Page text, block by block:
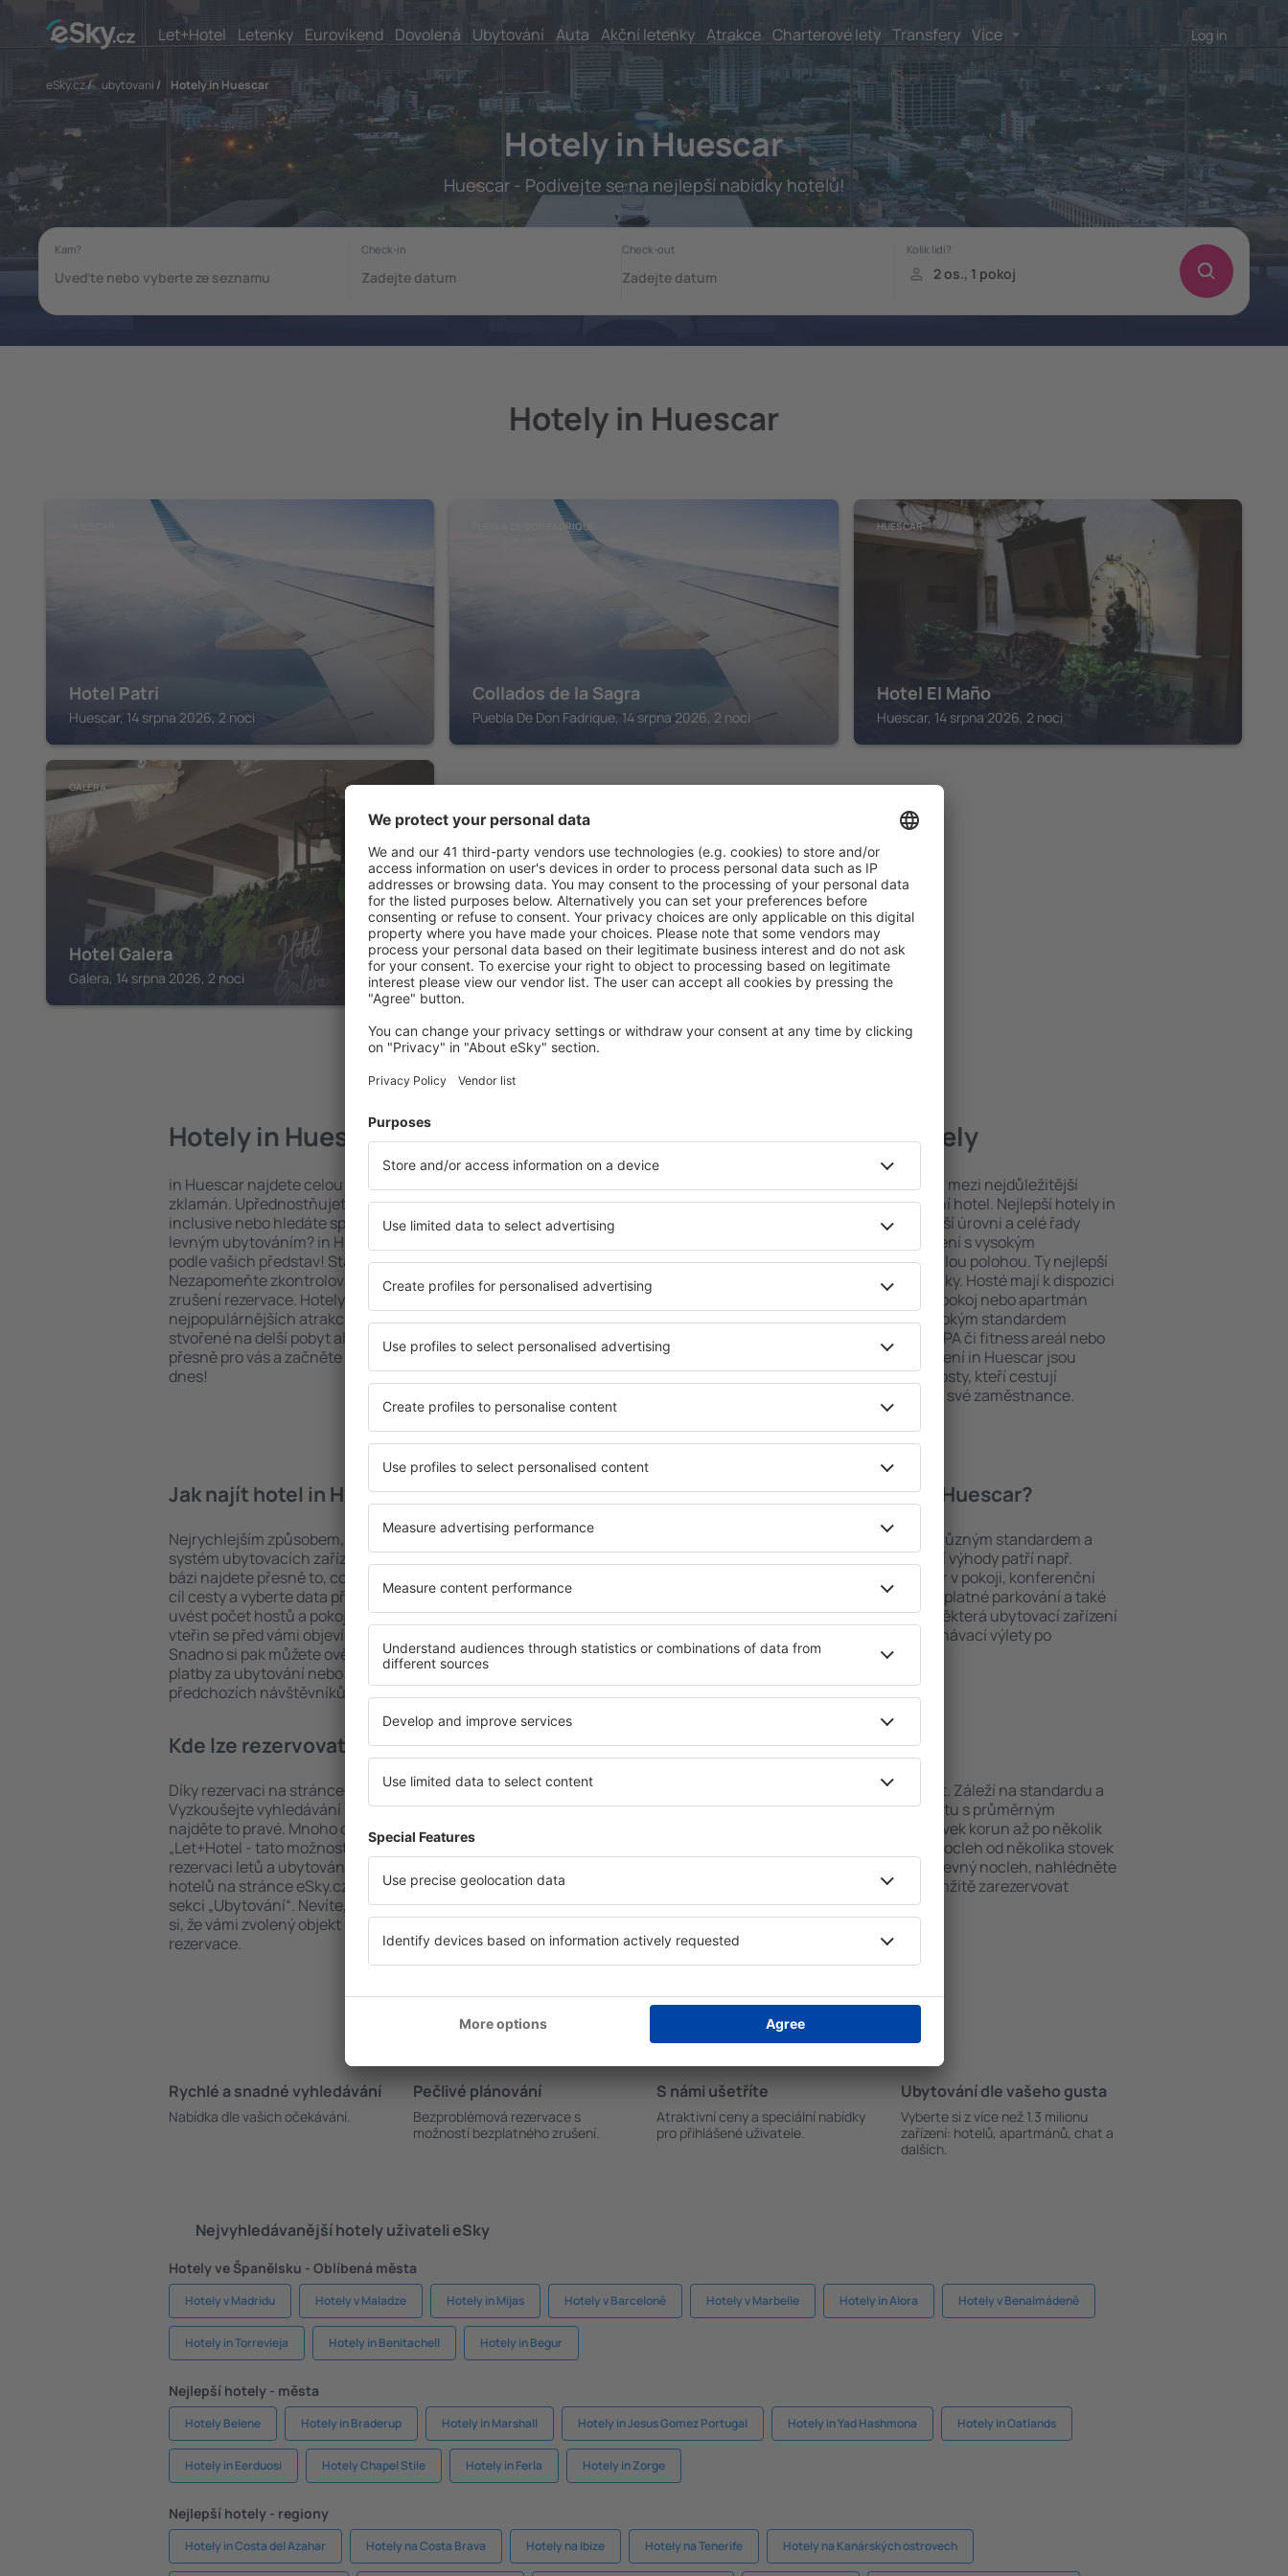
Let+Hotel Letenky Eurovíkend Dovolená Ubytování Auta Akční letenky Atrakce Charterové lety Transfery Více Log in
eSky.cz/ ubytovani / Hotely in Huescar
Hotely in Huescar
Huescar - Podívejte se na nejlepší nabídky hotelů!
Hotely in Huescar
Hotel Patri
Huescar, 14 srpna 2026, 2 noci
PUEBLA DE DON FADRIQUE
Collados de la Sagra
Puebla De Don Fadrique, 14 srpna 2026, 2 noci
HUESCAR
Hotel El Maño
Huescar, 14 srpna 2026, 2 noci
GALERA
Hotel Galera
Galera, 14 srpna 2026, 2 noci
Zobrazit více hotelů in Huescar
Hotely in Huescar
in Huescar najdete celou řadu hotelů. Žádný návštěvník nebude
zklamán. Upřednostňujete hotel na vysoké úrovni a nabídkou all
inclusive nebo hledáte spíše místa s poklidnou atmosférou a
levným ubytováním? in Huescar na vás čeká ubytování přesně
podle vašich představ! Stačí zvolit polohu a standard hotelu.
Nezapomeňte zkontrolovat způsob platby a možnost bezplatného
zrušení rezervace. Hotely in Huescar se nacházejí jak v blízkosti
nejpopulárnějších atrakcí, tak i v poklidnějších čtvrtích. Jsou jako
stvořené na delší pobyt ale i krátký výlet o víkendu. Vyberte hotel
přesně pro vás a začněte se balit na výlet nebo služební cestu už
dnes!
Huescar – nejlepší hotely
Komplexní služby a výhodná poloha patří mezi nejdůležitější
kritéria, která musí splnit každý exklusivní hotel. Nejlepší hotely in
Huescar jsou zárukou obsluhy na nejvyšší úrovni a celé řady
dalších výhod pro hosty. Ubytovací zařízení s vysokým
standardem se mohou pochlubit dokonalou polohou. Ty nejlepší
atrakce in Huescar tak máte na dosah ruky. Hosté mají k dispozici
i bezplatné parkování a mohou si vybrat pokoj nebo apartmán
přesně podle svých představ. Hotel s vysokým standardem
znamená mimo jiné i různorodé menu, SPA či fitness areál nebo
atrakce pro děti. Nejlepší ubytovací zařízení in Huescar jsou
skvělým řešením pro páry, rodiny a pro hosty, kteří cestují
služebně nebo chtějí pořádat školení pro své zaměstnance.
Jak najít hotel in Huescar?
Nejrychlejším způsobem, jak najít hotel in Huescar, je vyhledávací
systém ubytovacích zařízení na stránce eSky. Díky naší rozsáhlé
bázi najdete přesně to, co hledáte. Do vyhledávacích polí vepište
cíl cesty a vyberte data příjezdu a odjezdu. Nezapomeňte ještě
uvést počet hostů a pokojů. A máte hotovo! Během několika
vteřin se před vámi objeví všechna dostupná ubytovací zařízení.
Snadno si pak můžete ověřit vzdálenost hotelu od centra, způsob
platby za ubytování nebo počet hvězdiček, které hotel obdržel od
předchozích návštěvníků.
Jaké zařízení nabízí hotely in Huescar?
Hotely in Huescar se řadí mezi objekty s různým standardem a
vybavením pro hosty. Mezi nejoblíbenější výhody patří např.
bezplatné wi-fi, SPA areál, minibar/trezor v pokoji, konferenční
centrum, restaurace, dětský koutek, bezplatné parkování a také
informační brožury o atrakcích v okolí. Některá ubytovací zařízení
nabízejí i transport z/na letiště nebo poznávací výlety po
historických památkách in Huescar.
Kde lze rezervovat hotel in Huescar?
Díky rezervaci na stránce eSky.cz ušetříte čas i peníze.
Vyzkoušejte vyhledávání ubytovacích zařízení in Huescar a
najděte to pravé. Mnoho cestovatelů si oblíbilo i možnost
„Let+Hotel - tato možnost šetří čas a umožňuje okamžitou
rezervaci letů a ubytování. Vyhledávání a rezervace levných
hotelů na stránce eSky.cz jsou dostupné na hlavní stránce v
sekci „Ubytování“. Nevíte, zda se plánovaný let uskuteční? Ověřte
si, že vámi zvolený objekt nabízí možnost bezplatného zrušení
rezervace.
Kolik stojí hotel in Huescar?
Ceny za nocleh in Huescar se můžou lišit. Záleží na standardu a
poloze hotelu. Cena za jednu noc v objektu s průměrným
standardem se pohybuje od několika stovek korun až po několik
tisíc. Hotely s pěti hvězdičkami nabízejí nocleh od několika stovek
korun až po tisíce korun. Pokud hledáte levný nocleh, nahlédněte
do sekce „Let+Hotel“, kde si můžete okamžitě zarezervovat
ubytování a let.
Rychlé a snadné vyhledávání
Nabídka dle vašich očekávání.
Pečlivé plánování
Bezproblémová rezervace s
možností bezplatného zrušení.
S námi ušetříte
Atraktivní ceny a speciální nabídky
pro přihlášené uživatele.
Ubytování dle vašeho gusta
Vyberte si z více než 1.3 milionu
zařízení: hotelů, apartmánů, chat a
dalších.
Nejvyhledávanější hotely uživateli eSky
Hotely ve Španělsku - Oblíbená města
Hotely v Madridu Hotely v Maladze Hotely in Mijas Hotely v Barceloně Hotely v Marbelle Hotely in Alora Hotely v Benalmádeně
Hotely in Torrevieja Hotely in Benitachell Hotely in Begur
Nejlepší hotely - města
Hotely Belene Hotely in Braderup Hotely in Marshall Hotely in Jesus Gomez Portugal Hotely in Yad Hashmona Hotely in Oatlands
Hotely in Eerduosi Hotely Chapel Stile Hotely in Ferla Hotely in Zorge
Nejlepší hotely - regiony
Hotely in Costa del Azahar Hotely na Costa Brava Hotely na Ibize Hotely na Tenerife Hotely na Kanárských ostrovech